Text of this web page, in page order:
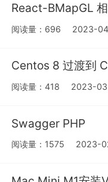
React-BMapGL
阅读量：696 2023-
Centos 8 过渡到
阅读量：418 2023-
Swagger PHP
阅读量：1575 2023-